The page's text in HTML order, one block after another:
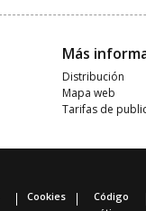
Más
Distribución
Mapa web
Tarifas de
Cookies
Código